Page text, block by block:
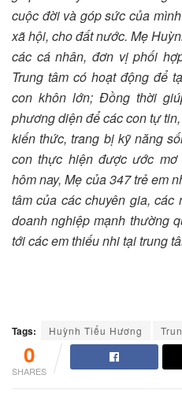
cuộc đời và góp sức của
xã hội, cho đất nước. Mẹ
các cá nhân, đơn vị phối
Trung tâm có hoạt động để
con khôn lớn; Đồng thời
phương diện để các con tự
kiến thức, trang bị kỹ năng
con thực hiện được ước
hôm nay, Mẹ của 347 trẻ em
tâm của các chuyên gia,
doanh nghiệp mạnh thường
tới các em thiếu nhi tại trung
Tags: Huỳnh Tiểu Hương
0
SHARES